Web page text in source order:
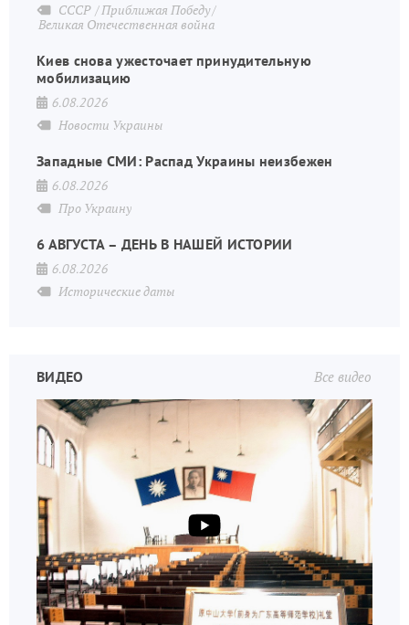
СССР Приближая Победу
Великая Отечественная война
Киев снова ужесточает принудительную
мобилизацию
6.08.2026
Новости Украины
Западные СМИ: Распад Украины неизбежен
6.08.2026
Про Украину
6 АВГУСТА – ДЕНЬ В НАШЕЙ ИСТОРИИ
6.08.2026
Исторические даты
Все видео
ВИДЕО